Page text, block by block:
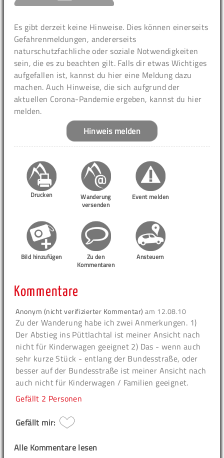
Es gibt derzeit keine Hinweise. Dies können einerseits
Gefahrenmeldungen, andererseits
naturschutzfachliche oder soziale Notwendigkeiten
sein, die es zu beachten gilt. Falls dir etwas Wichtiges
aufgefallen ist, kannst du hier eine Meldung dazu
machen. Auch Hinweise, die sich aufgrund der
aktuellen Corona-Pandemie ergeben, kannst du hier
melden.
Hinweis melden
Drucken
Wanderung
versenden
Event melden
Bild hinzufügen
Zu den
Kommentaren
Ansteuern
Kommentare
Anonym (nicht verifizierter Kommentar) am 12.08.10
Zu der Wanderung habe ich zwei Anmerkungen. 1)
Der Abstieg ins Püttlachtal ist meiner Ansicht nach
nicht für Kinderwagen geeignet 2) Das - wenn auch
sehr kurze Stück - entlang der Bundesstraße, oder
besser auf der Bundesstraße ist meiner Ansicht nach
auch nicht für Kinderwagen / Familien geeignet.
Gefällt 2 Personen
Gefällt mir:
Alle Kommentare lesen